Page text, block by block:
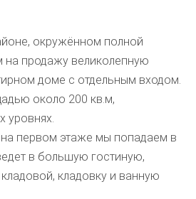
окружённом полной
на продажу великолепную
доме с отдельным входом.
около 200 кв.м,
уровнях.
первом этаже мы попадаем в
в большую гостиную,
кладовку и ванную